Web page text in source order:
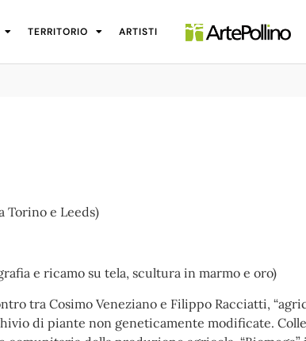
TERRITORIO ARTISTI
Torino e Leeds)
e ricamo su tela, scultura in marmo e oro)
tra Cosimo Veneziano e Filippo Racciatti,
di piante non geneticamente modificate.